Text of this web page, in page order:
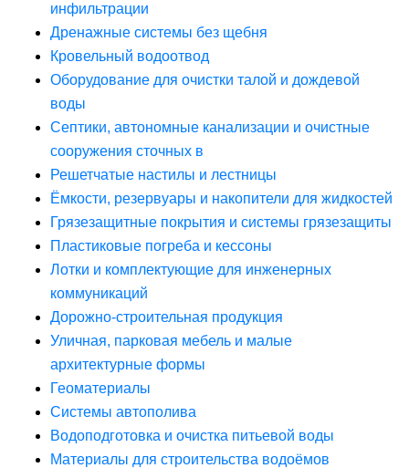
инфильтрации
Дренажные системы без щебня
Кровельный водоотвод
Оборудование для очистки талой и дождевой
воды
Септики, автономные канализации и очистные
сооружения сточных в
Решетчатые настилы и лестницы
Ёмкости, резервуары и накопители для жидкостей
Грязезащитные покрытия и системы грязезащиты
Пластиковые погреба и кессоны
Лотки и комплектующие для инженерных
коммуникаций
Дорожно-строительная продукция
Уличная, парковая мебель и малые
архитектурные формы
Геоматериалы
Системы автополива
Водоподготовка и очистка питьевой воды
Материалы для строительства водоёмов